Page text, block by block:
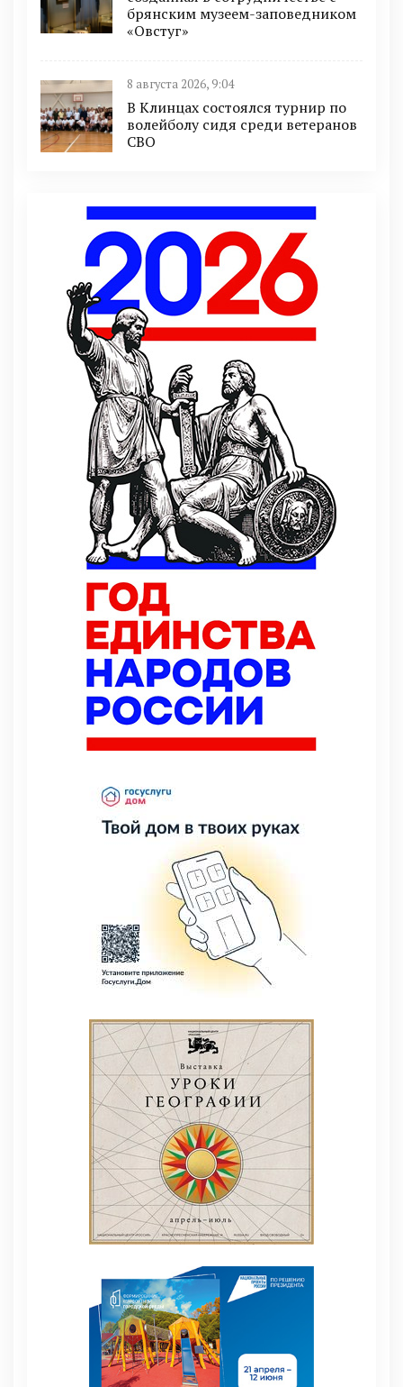
брянским музеем-заповедником
«Овстуг»
8 августа 2026, 9:04
В Клинцах состоялся турнир по
волейболу сидя среди ветеранов
СВО